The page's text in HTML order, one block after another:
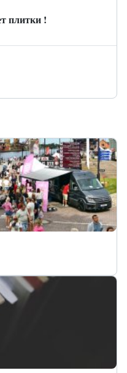
плитки !